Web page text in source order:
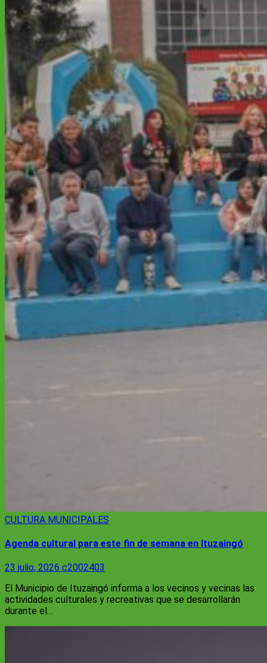
CULTURA MUNICIPALES
Agenda cultural para este fin de semana en Ituzaingó
23 julio, 2026 c2002403
El Municipio de Ituzaingó informa a los vecinos y vecinas las
actividades culturales y recreativas que se desarrollarán
durante el…